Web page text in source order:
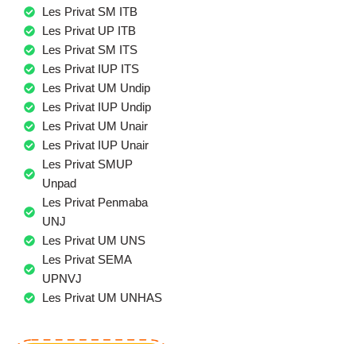
Les Privat SM ITB
Les Privat UP ITB
Les Privat SM ITS
Les Privat IUP ITS
Les Privat UM Undip
Les Privat IUP Undip
Les Privat UM Unair
Les Privat IUP Unair
Les Privat SMUP
Unpad
Les Privat Penmaba
UNJ
Les Privat UM UNS
Les Privat SEMA
UPNVJ
Les Privat UM UNHAS